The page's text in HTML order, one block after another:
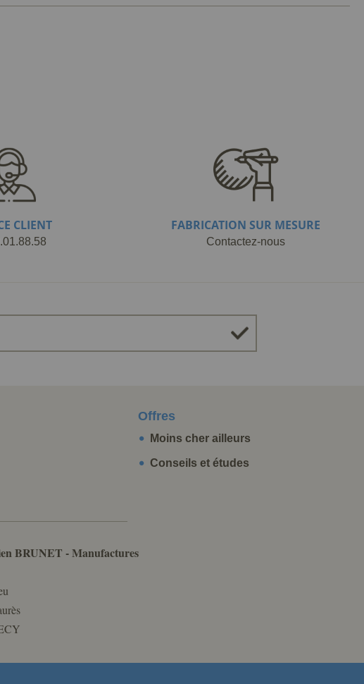
CLIENT FABRICATION SUR MESURE
Contactez-nous
Offres
Moins cher ailleurs
Conseils et études
BRUNET - Manufactures